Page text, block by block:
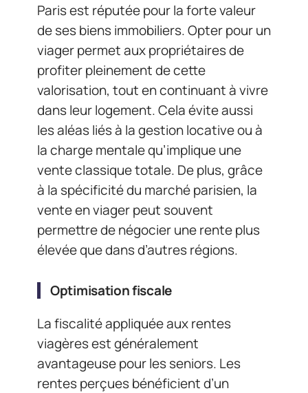
Paris est réputée pour la forte valeur
de ses biens immobiliers. Opter pour un
viager permet aux propriétaires de
profiter pleinement de cette
valorisation, tout en continuant à vivre
dans leur logement. Cela évite aussi
les aléas liés à la gestion locative ou à
la charge mentale qu’implique une
vente classique totale. De plus, grâce
à la spécificité du marché parisien, la
vente en viager peut souvent
permettre de négocier une rente plus
élevée que dans d’autres régions.
Optimisation fiscale
La fiscalité appliquée aux rentes
viagères est généralement
avantageuse pour les seniors. Les
rentes perçues bénéficient d’un